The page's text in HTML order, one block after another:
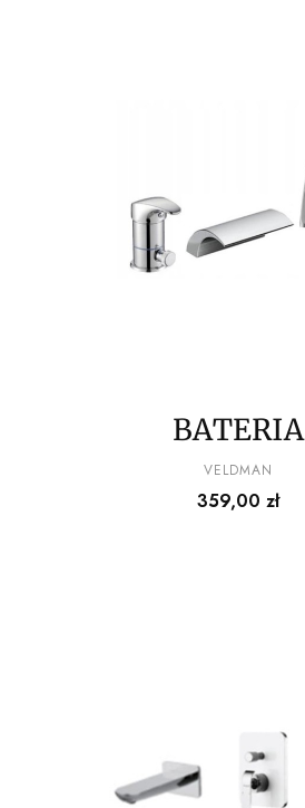
BATERIA
WANNOWA
PRODUCENT
VELDMAN
Cena
359,00 zł